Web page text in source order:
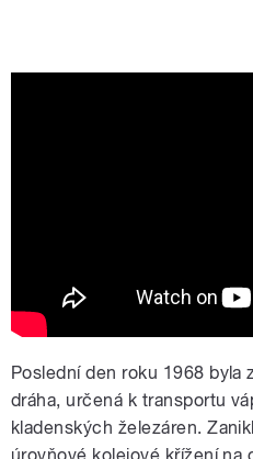
Poslední den roku 1968 byla
dráha, určená k transportu
kladenských železáren.